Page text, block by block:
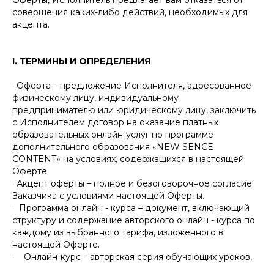
совершения каких-либо действий, необходимых для
акцепта.
I. ТЕРМИНЫ И ОПРЕДЕЛЕНИЯ
· Оферта – предложение Исполнителя, адресованное
физическому лицу, индивидуальному
предпринимателю или юридическому лицу, заключить
с Исполнителем договор на оказание платных
образовательных онлайн-услуг по программе
дополнительного образования «NEW SENCE
CONTENT» на условиях, содержащихся в настоящей
Оферте.
· Акцепт оферты – полное и безоговорочное согласие
Заказчика с условиями настоящей Оферты.
· Программа онлайн - курса – документ, включающий
структуру и содержание авторского онлайн - курса по
каждому из выбранного тарифа, изложенного в
настоящей Оферте.
· Онлайн-курс – авторская серия обучающих уроков,